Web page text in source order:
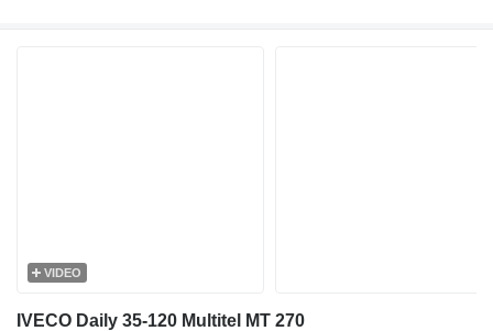
VIDEO
IVECO Daily 35-120 Multitel MT 270